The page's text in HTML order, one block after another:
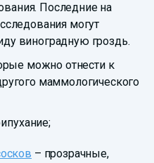
Последние на
могут
виноградную гроздь.
можно отнести к
маммологического
– прозрачные,